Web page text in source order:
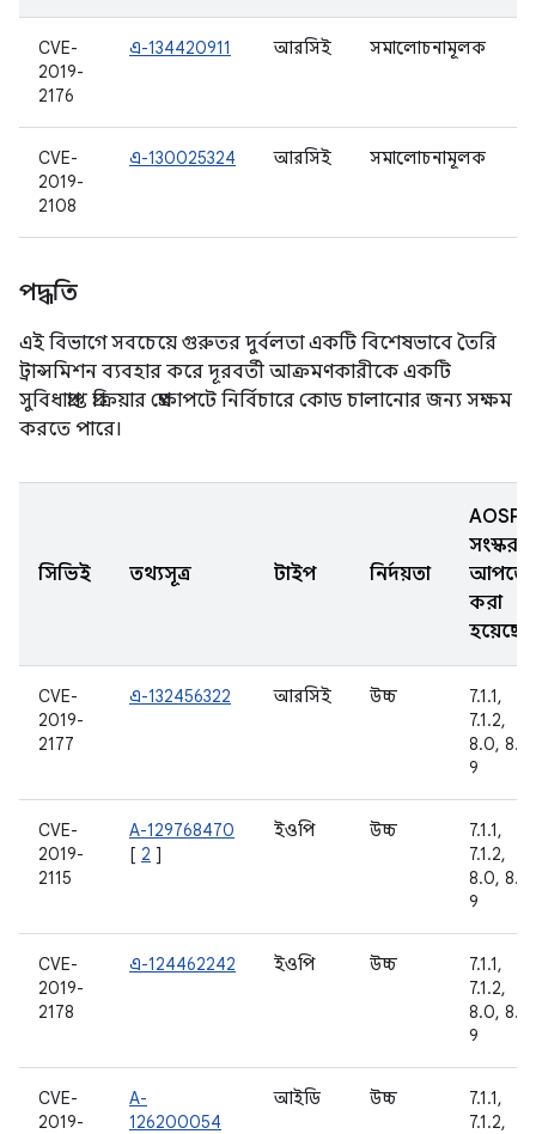
CVE-
2019-
2176
এ-134420911 আরসিই সমালোচনামূলক
CVE-
2019-
2108
এ-130025324 আরসিই সমালোচনামূলক
পদ্ধতি
এই বিভাগে সবচেয়ে গুরুতর দুর্বলতা একটি বিশেষভাবে তৈরি
ট্রান্সমিশন ব্যবহার করে দূরবর্তী আক্রমণকারীকে একটি
সুবিধাপ্রাপ্ত প্রক্রিয়ার প্রেক্ষাপটে নির্বিচারে কোড চালানোর জন্য সক্ষম
করতে পারে।
সিভিই তথ্যসূত্র টাইপ নির্দয়তা
AOSP
সংস্করণ
করা
হয়েছে
CVE-
2019-
2177
এ-132456322 আরসিই উচ্চ
7.1.1,
7.1.2,
8.0, 8.1,
9
CVE-
2019-
2115
A-129768470
[ 2 ]
ইওপি উচ্চ
7.1.1,
7.1.2,
8.0, 8.1,
9
CVE-
2019-
2178
এ-124462242 ইওপি উচ্চ
7.1.1,
7.1.2,
8.0, 8.1,
9
CVE-
2019-
A-
126200054
আইডি উচ্চ
7.1.1,
7.1.2,